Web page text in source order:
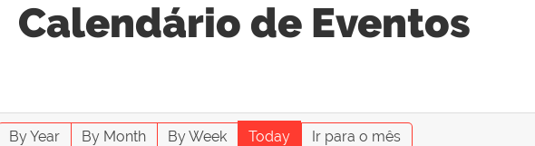
Calendário de Eventos
By Year By Month By Week Today Ir para o mês